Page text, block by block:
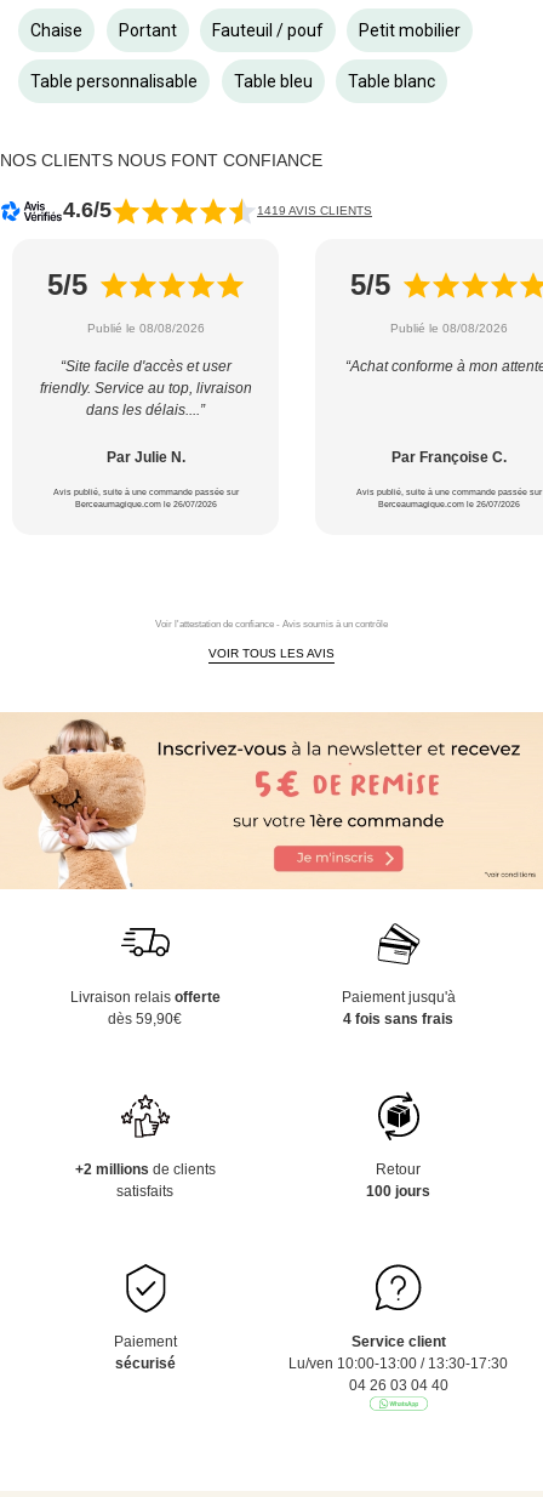
Chaise Portant Fauteuil / pouf Petit mobilier
Table personnalisable Table bleu Table blanc
NOS CLIENTS NOUS FONT CONFIANCE
4.6/5 1419 AVIS CLIENTS
5/5
Publié le 08/08/2026
“Site facile d'accès et user
friendly. Service au top, livraison
dans les délais....”
Par Julie N.
Avis publié, suite à une commande passée sur
Berceaumagique.com le 26/07/2026
5/5
Publié le 08/08/2026
“Achat conforme à mon
Par Françoise C.
Avis publié, suite à une commande passée sur
Berceaumagique.com le 26/07/2026
Voir l'attestation de confiance - Avis soumis à un contrôle
VOIR TOUS LES AVIS
Livraison relais offerte
dès 59,90€
Paiement jusqu'à
4 fois sans frais
+2 millions de clients
satisfaits
Retour
100 jours
Paiement
sécurisé
Service client
Lu/ven 10:00-13:00 / 13:30-17:30
04 26 03 04 40